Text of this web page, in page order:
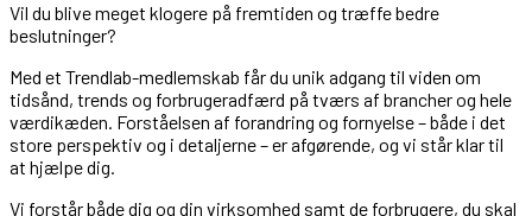
Vil du blive meget klogere på fremtiden og træffe bedre
beslutninger?
Med et Trendlab-medlemskab får du unik adgang til viden om
tidsånd, trends og forbrugeradfærd på tværs af brancher og hele
værdikæden. Forståelsen af forandring og fornyelse – både i det
store perspektiv og i detaljerne – er afgørende, og vi står klar til
at hjælpe dig.
Vi forstår både dig og din virksomhed samt de forbrugere, du skal